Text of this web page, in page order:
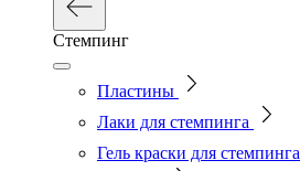
Стемпинг
Пластины
Лаки для стемпинга
Гель краски для стемпинга